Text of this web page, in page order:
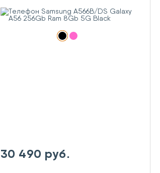
256Gb Ram 8Gb 5G Black
30 490 руб.